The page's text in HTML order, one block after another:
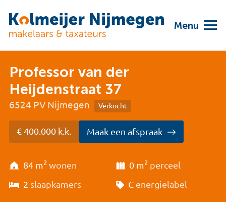
Menu
Professor van der
Heijdenstraat 37
6524 PV Nijmegen Verkocht
€ 400.000 k.k. Maak een afspraak
84 m2 wonen 0 m2 perceel
2 slaapkamers C energielabel